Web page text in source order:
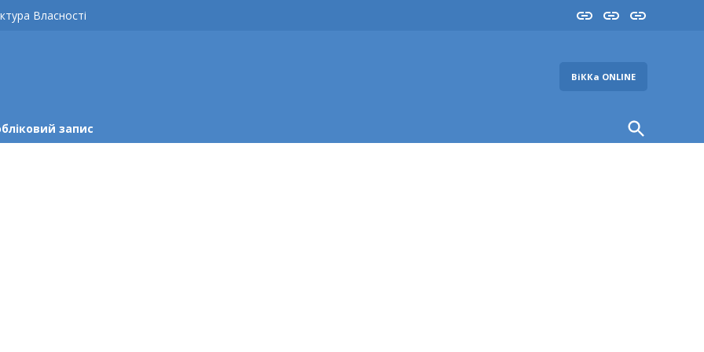
Власності InstaYouTube
FB
ВіККа ONLINE
запис
Open
Search